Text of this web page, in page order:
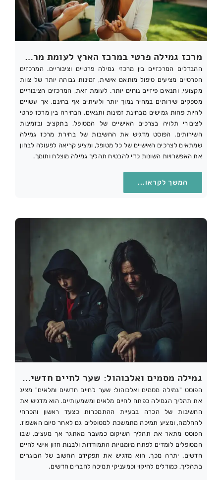
מרכז גמילה פרטי במרכז הארץ לעומת מרכז ציבורי: מה ההבדלים?
ההבדלים המרכזיים בין מרכזי גמילה פרטיים וציבוריים. המרכזים
הפרטיים מציעים טיפול מותאם אישית, זמינות גבוהה יותר של צוות
מקצועי, ותנאים פיזיים נוחים יותר. לעומת זאת, המרכזים הציבוריים
מספקים שירותים במחיר נמוך יותר ולעיתים אף בחינם, אך עשויים
להיות פחות גמישים מבחינת זמינות ותנאים. הבחירה בין מרכז פרטי
לציבורי תלויה בצרכים האישיים של המטופל, בתקציב ובזמינות
השירותים. הפוסט מדגיש את החשיבות של בחירת מרכז גמילה
שמתאים לצרכים האישיים של כל מטופל, ומציע קריאה לפעולה לבחון
את האפשרויות השונות כדי להבטיח תהליך גמילה מוצלח ותומך.
המשך לקראו...
גמילה מסמים ואלכוהול: שער לחיים חדשים ומלאים
הפוסט "גמילה מסמים ואלכוהול: שער לחיים חדשים ומלאים" מציג
את תהליך הגמילה כפתח לחיים מלאים ומשמעותיים. הוא מדגיש את
החשיבות של הכרה בבעיית ההתמכרות כצעד ראשון והכרחי
להחלמה, ומציע תמיכה מתמשכת למטופלים גם לאחר סיום האשפוז.
הפוסט מתאר את תהליך השיקום כמעבר מאתגר אך מעצים, שבו
המטופלים לומדים לפתח מיומנויות התמודדות ולבנות חזון אישי לחיים
חדשים. יתרה מכך, הוא מדגיש את תפקידם החשוב של הבוגרים
בתהליך, כמודלים לחיקוי וכמעניקי תמיכה לחברים חדשים.